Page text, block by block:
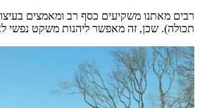
רבים מאתנו משקיעים כסף רב ומאמצים
תכולה). שכן, זה מאפשר ליהנות משקט נפשי